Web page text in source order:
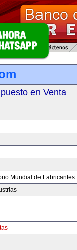
en Venta
Mundial de Fabricantes.